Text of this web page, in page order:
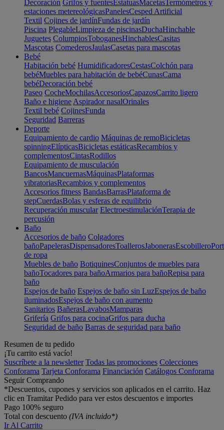
Decoración Grifos y fuentesEstatuasMacetasTermómetros y
estaciones metereológicasPanelesCesped Artificial
Textil Cojines de jardínFundas de jardín
Piscina PlegableLimpieza de piscinasDuchaHinchable
Juguetes ColumpiosToboganesHinchablesCasitas
Mascotas ComederosJaulasCasetas para mascotas
Bebé
Habitación bebé HumidificadoresCestasColchón para
bebéMuebles para habitación de bebéCunasCama
bebéDecoración bebé
Paseo CocheMochilasAccesoriosCapazosCarrito ligero
Baño e higiene Aspirador nasalOrinales
Textil bebé CojinesFunda
Seguridad Barreras
Deporte
Equipamiento de cardio Máquinas de remoBicicletas
spinningElípticasBicicletas estáticasRecambios y
complementosCintasRodillos
Equipamiento de musculación
BancosMancuernasMáquinasPlataformas
vibratoriasRecambios y complementos
Accesorios fitness BandasBarrasPlataforma de
stepCuerdasBolas y esferas de equilibrio
Recuperación muscular ElectroestimulaciónTerapia de
percusión
Baño
Accesorios de baño Colgadores
bañoPapelerasDispensadoresToallerosJabonerasEscobillero
de ropa
Muebles de baño BotiquinesConjuntos de muebles para
bañoTocadores para bañoArmarios para bañoRepisa para
baño
Espejos de baño Espejos de baño sin LuzEspejos de baño
iluminadosEspejos de baño con aumento
Sanitarios BañerasLavabosMamparas
Grifería Grifos para cocinaGrifos para ducha
Seguridad de baño Barras de seguridad para baño
Resumen de tu pedido
¡Tu carrito está vacío!
Suscríbete a la newsletter Todas las promociones Colecciones
Conforama Tarjeta Conforama Financiación Catálogos Conforama
Seguir Comprando
*Descuentos, cupones y servicios son aplicados en el carrito. Haz
clic en Tramitar Pedido para ver estos descuentos e importes
Pago 100% seguro
Total con descuento (IVA incluido*)
Ir Al Carrito